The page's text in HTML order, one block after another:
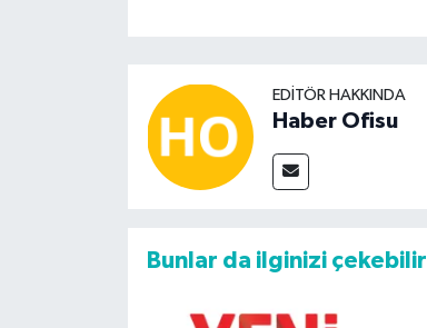
EDITÖR HAKKINDA
Haber Ofisu
Bunlar da ilginizi çekebilir